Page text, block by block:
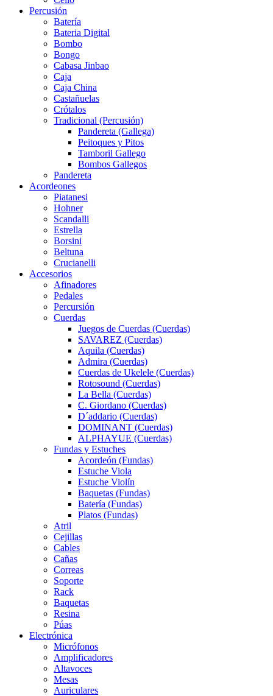
Percusión
Batería
Bateria Digital
Bombo
Bongo
Cabasa Jinbao
Caja
Caja China
Castañuelas
Crótalos
Tradicional (Percusión)
Pandereta (Gallega)
Peitoques y Pitos
Tamboril Gallego
Bombos Gallegos
Pandereta
Acordeones
Piatanesi
Hohner
Scandalli
Estrella
Borsini
Beltuna
Crucianelli
Accesorios
Afinadores
Pedales
Percursión
Cuerdas
Juegos de Cuerdas (Cuerdas)
SAVAREZ (Cuerdas)
Aquila (Cuerdas)
Admira (Cuerdas)
Cuerdas de Ukelele (Cuerdas)
Rotosound (Cuerdas)
La Bella (Cuerdas)
C. Giordano (Cuerdas)
D´addario (Cuerdas)
DOMINANT (Cuerdas)
ALPHAYUE (Cuerdas)
Fundas y Estuches
Acordeón (Fundas)
Estuche Viola
Estuche Violín
Baquetas (Fundas)
Batería (Fundas)
Platos (Fundas)
Atril
Cejillas
Cables
Cañas
Correas
Soporte
Rack
Baquetas
Resina
Púas
Electrónica
Micrófonos
Amplificadores
Altavoces
Mesas
Auriculares